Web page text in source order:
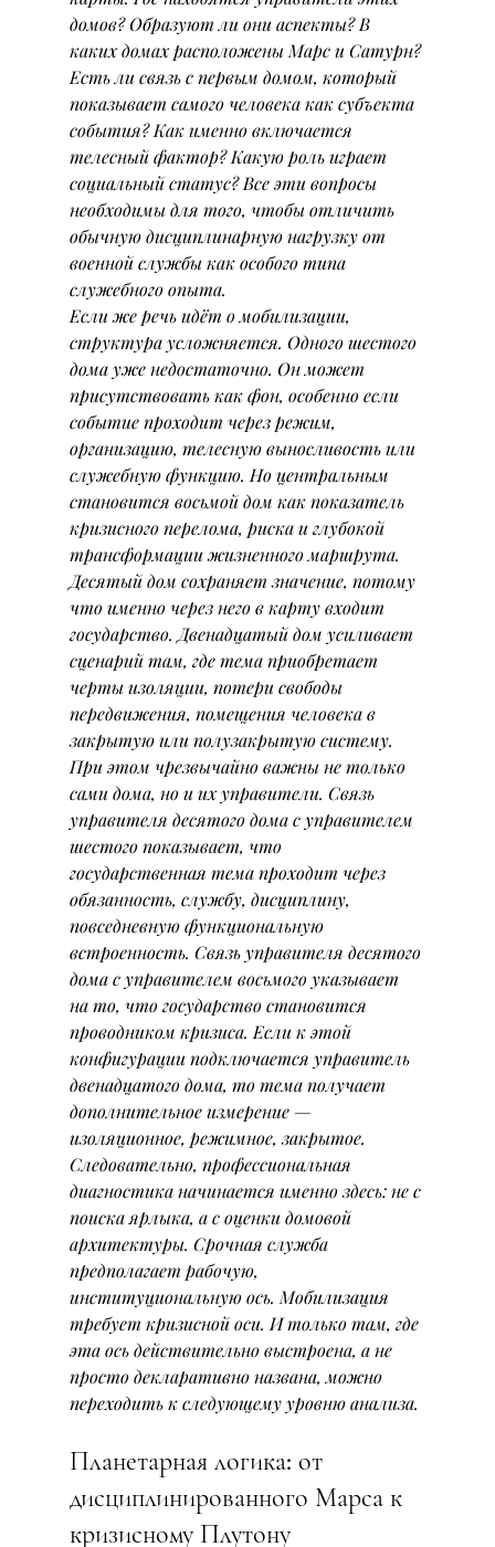
домов? Образуют ли они аспекты? В
каких домах расположены Марс и Сатурн?
Есть ли связь с первым домом, который
показывает самого человека как субъекта
события? Как именно включается
телесный фактор? Какую роль играет
социальный статус? Все эти вопросы
необходимы для того, чтобы отличить
обычную дисциплинарную нагрузку от
военной службы как особого типа
служебного опыта.
Если же речь идёт о мобилизации,
структура усложняется. Одного шестого
дома уже недостаточно. Он может
присутствовать как фон, особенно если
событие проходит через режим,
организацию, телесную выносливость или
служебную функцию. Но центральным
становится восьмой дом как показатель
кризисного перелома, риска и глубокой
трансформации жизненного маршрута.
Десятый дом сохраняет значение, потому
что именно через него в карту входит
государство. Двенадцатый дом усиливает
сценарий там, где тема приобретает
черты изоляции, потери свободы
передвижения, помещения человека в
закрытую или полузакрытую систему.
При этом чрезвычайно важны не только
сами дома, но и их управители. Связь
управителя десятого дома с управителем
шестого показывает, что
государственная тема проходит через
обязанность, службу, дисциплину,
повседневную функциональную
встроенность. Связь управителя десятого
дома с управителем восьмого указывает
на то, что государство становится
проводником кризиса. Если к этой
конфигурации подключается управитель
двенадцатого дома, то тема получает
дополнительное измерение —
изоляционное, режимное, закрытое.
Следовательно, профессиональная
диагностика начинается именно здесь: не с
поиска ярлыка, а с оценки домовой
архитектуры. Срочная служба
предполагает рабочую,
институциональную ось. Мобилизация
требует кризисной оси. И только там, где
эта ось действительно выстроена, а не
просто декларативно названа, можно
переходить к следующему уровню анализа.
Планетарная логика: от
дисциплинированного Марса к
кризисному Плутону